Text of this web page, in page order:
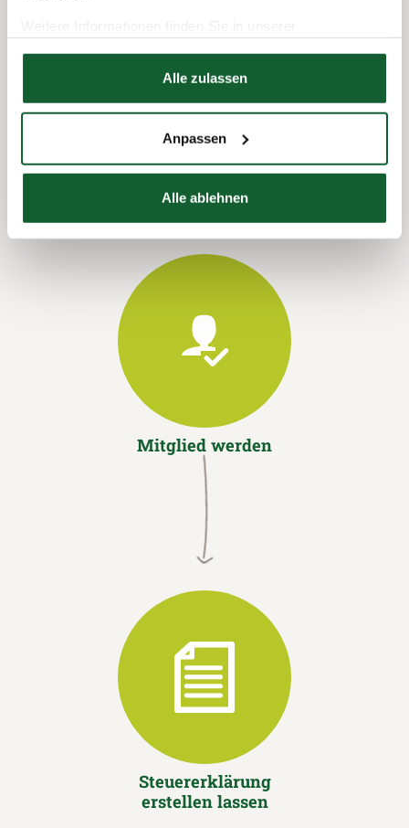
Datenschutzerklärung
Alle zulassen
Anpassen
Alle ablehnen
Termin vereinbaren
Mitglied werden
Steuererklärung
erstellen lassen